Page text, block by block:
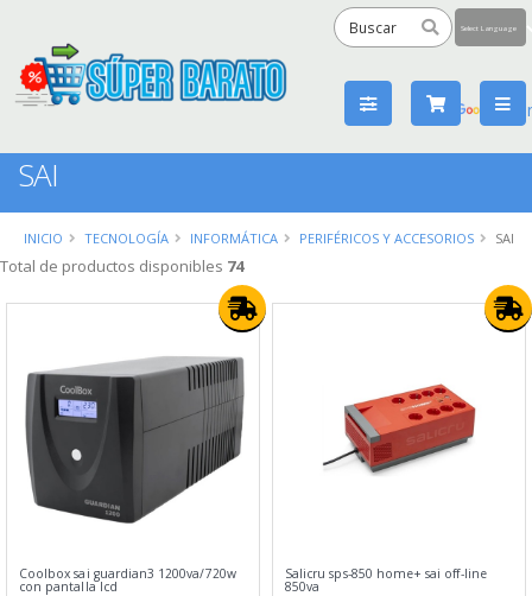
by
SAI
INICIO TECNOLOGÍA INFORMÁTICA PERIFÉRICOS Y ACCESORIOS SAI
Total de productos disponibles 74
Coolbox sai guardian3 1200va/720w
con pantalla lcd
Salicru sps-850 home+ sai off-line
850va